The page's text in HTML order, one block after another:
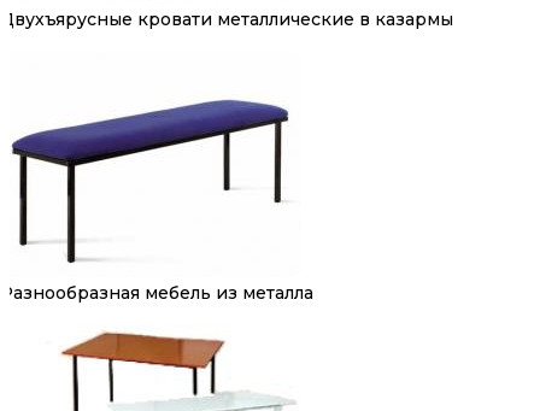
Двухъярусные кровати металлические в казармы
Разнообразная мебель из металла